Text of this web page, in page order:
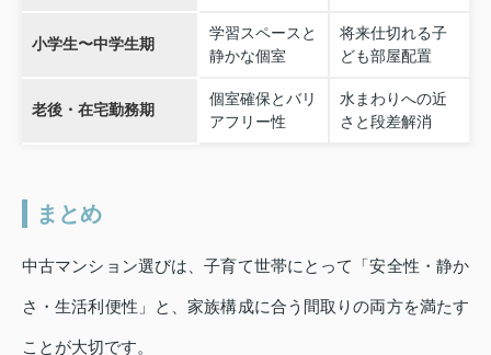
小学生〜中学生期
学習スペースと
静かな個室
将来仕切れる子
ども部屋配置
老後・在宅勤務期
個室確保とバリ
アフリー性
水まわりへの近
さと段差解消
まとめ
中古マンション選びは、子育て世帯にとって「安全性・静か
さ・生活利便性」と、家族構成に合う間取りの両方を満たす
ことが大切です。